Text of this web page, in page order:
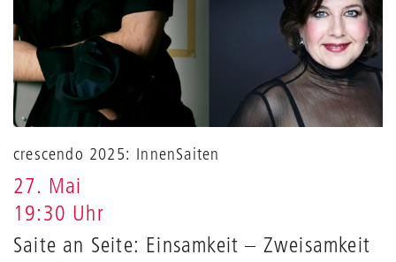
crescendo 2025: InnenSaiten
27. Mai
19:30 Uhr
Saite an Seite: Einsamkeit – Zweisamkeit